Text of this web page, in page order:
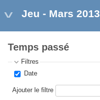
Jeu - Mars 2013
Temps passé
Filtres
Date
Ajouter le filtre